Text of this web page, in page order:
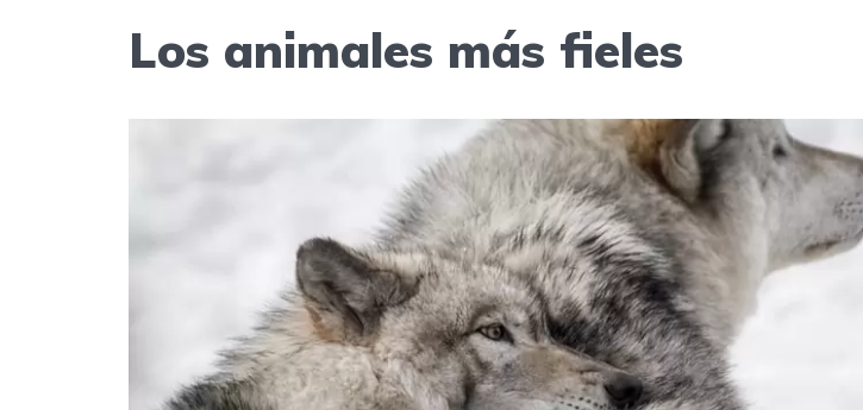
Los animales más fieles